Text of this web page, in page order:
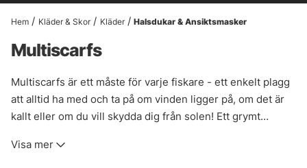
Hem Kläder & Skor Kläder Halsdukar & Ansiktsmasker
Multiscarfs
Multiscarfs är ett måste för varje fiskare - ett enkelt plagg
att alltid ha med och ta på om vinden ligger på, om det är
kallt eller om du vill skydda dig från solen! Ett grymt
multiscarfs här!
Visa mer